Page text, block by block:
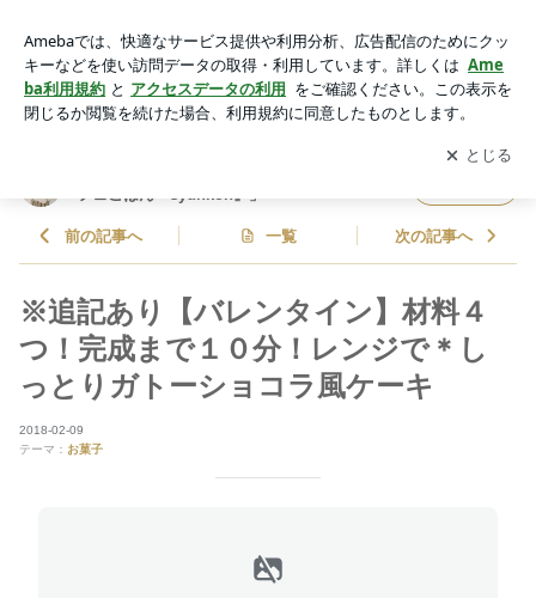
ジで＊しっとりガトーショコラ風ケーキ | 山本ゆりオフィシャ
ルブログ「含み笑いのカフェごはん『syunkon』」Powered b
y Ameba
アプリをダウンロードして ブログの更新通知
を受け取りまし
ょう。
開く
フェごはん『syunkon』」
前の記事へ 一覧 次の記事へ
※追記あり【バレンタイン】材料４
つ！完成まで１０分！レンジで＊し
っとりガトーショコラ風ケーキ
2018-02-09
テーマ： お菓子